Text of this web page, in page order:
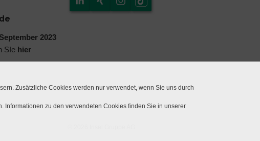
2023
SIe hier
Zusätzliche Cookies werden nur verwendet, wenn Sie uns durch
Informationen zu den verwendeten Cookies finden Sie in unserer